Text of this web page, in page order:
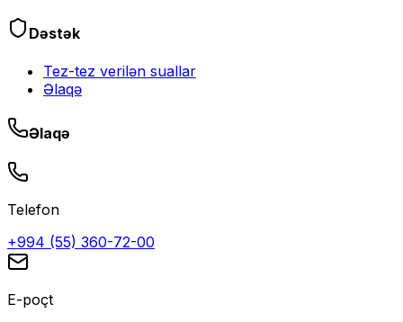
Dəstək
Tez-tez verilən suallar
Əlaqə
Əlaqə
Telefon
+994 (55) 360-72-00
E-poçt